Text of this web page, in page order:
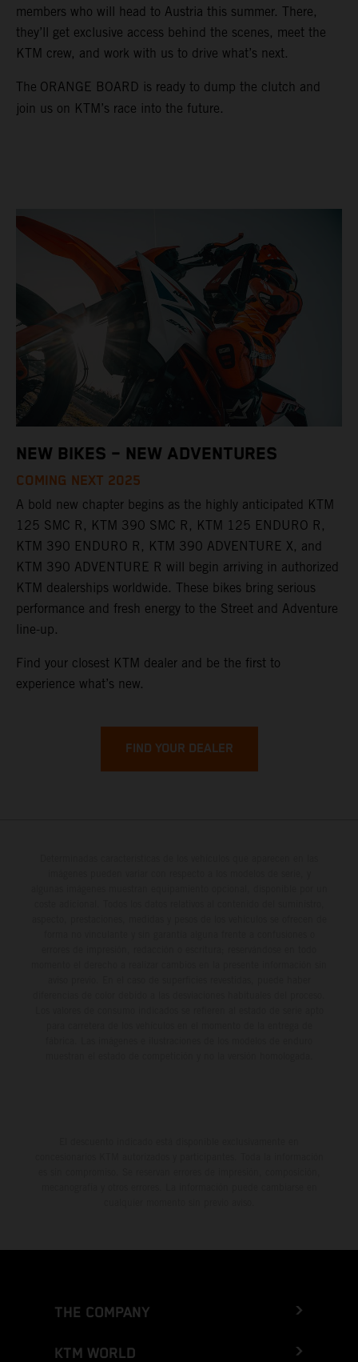
members who will head to Austria this summer. There,
they’ll get exclusive access behind the scenes, meet the
KTM crew, and work with us to drive what’s next.
The ORANGE BOARD is ready to dump the clutch and
join us on KTM’s race into the future.
NEW BIKES – NEW ADVENTURES
COMING NEXT 2025
A bold new chapter begins as the highly anticipated KTM
125 SMC R, KTM 390 SMC R, KTM 125 ENDURO R,
KTM 390 ENDURO R, KTM 390 ADVENTURE X, and
KTM 390 ADVENTURE R will begin arriving in authorized
KTM dealerships worldwide. These bikes bring serious
performance and fresh energy to the Street and Adventure
line-up.
Find your closest KTM dealer and be the first to
experience what’s new.
FIND YOUR DEALER
THE COMPANY
KTM WORLD